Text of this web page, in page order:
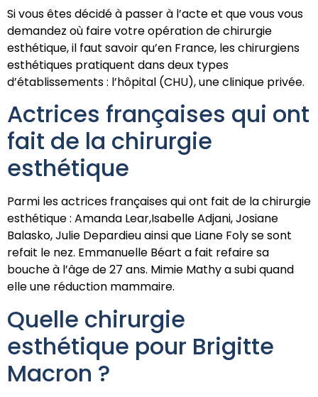
Si vous êtes décidé à passer à l’acte et que vous vous
demandez où faire votre opération de chirurgie
esthétique, il faut savoir qu’en France, les chirurgiens
esthétiques pratiquent dans deux types
d’établissements : l’hôpital (CHU), une clinique privée.
Actrices françaises qui ont
fait de la chirurgie
esthétique
Parmi les actrices françaises qui ont fait de la chirurgie
esthétique : Amanda Lear,Isabelle Adjani, Josiane
Balasko, Julie Depardieu ainsi que Liane Foly se sont
refait le nez. Emmanuelle Béart a fait refaire sa
bouche à l’âge de 27 ans. Mimie Mathy a subi quand
elle une réduction mammaire.
Quelle chirurgie
esthétique pour Brigitte
Macron ?